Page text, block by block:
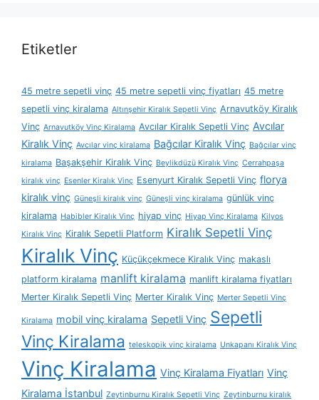
Etiketler
45 metre sepetli vinç 45 metre sepetli vinç fiyatları 45 metre
sepetli vinç kiralama Altınşehir Kiralık Sepetli Vinç Arnavutköy Kiralık
Vinç Arnavutköy Vinç Kiralama Avcılar Kiralık Sepetli Vinç Avcılar
Kiralık Vinç Avcılar vinç kiralama Bağcılar Kiralık Vinç Bağcılar vinç
kiralama Başakşehir Kiralık Vinç Beylikdüzü Kiralık Vinç Cerrahpaşa
kiralık vinç Esenler Kiralık Vinç Esenyurt Kiralık Sepetli Vinç florya
kiralık vinç Güneşli kiralık vinç Güneşli vinç kiralama günlük vinç
kiralama Habibler Kiralık Vinç hiyap vinç Hiyap Vinç Kiralama Kilyos
Kiralık Vinç Kiralık Sepetli Platform Kiralık Sepetli Vinç
Kiralık Vinç Küçükçekmece Kiralık Vinç makaslı
platform kiralama manlift kiralama manlift kiralama fiyatları
Merter Kiralık Sepetli Vinç Merter Kiralık Vinç Merter Sepetli Vinç
Kiralama mobil vinç kiralama Sepetli Vinç Sepetli
Vinç Kiralama teleskopik vinç kiralama Unkapanı Kiralık Vinç
Vinç Kiralama Vinç Kiralama Fiyatları Vinç
Kiralama İstanbul Zeytinburnu Kiralık Sepetli Vinç Zeytinburnu kiralık